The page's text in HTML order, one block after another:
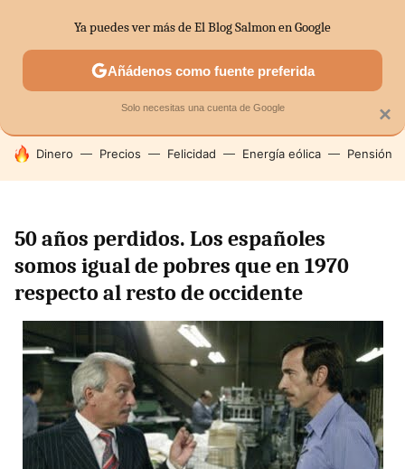
SECTORES ECONOMÍA DOMÉSTICA MERCADOS
HOY SE HABLA DE
Dinero Precios Felicidad Energía eólica Pensión
50 años perdidos. Los españoles
somos igual de pobres que en 1970
respecto al resto de occidente
×
Ya puedes ver más de El Blog Salmon en Google
Añádenos como fuente preferida
Solo necesitas una cuenta de Google